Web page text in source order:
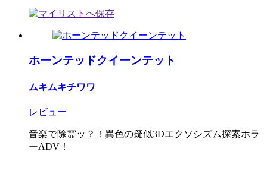
ホーンテッドクイーンテット
ムキムキチワワ
レビュー
音楽で除霊ッ？！異色の疑似3Dエクソシズム探索ホラ
ーADV！